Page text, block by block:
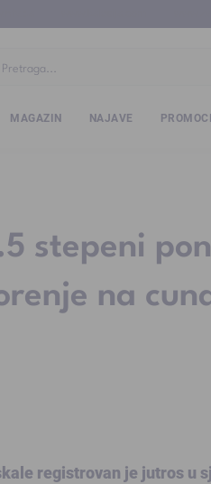
MAGAZIN NAJAVE
stepeni
na
registrovan je jutros u